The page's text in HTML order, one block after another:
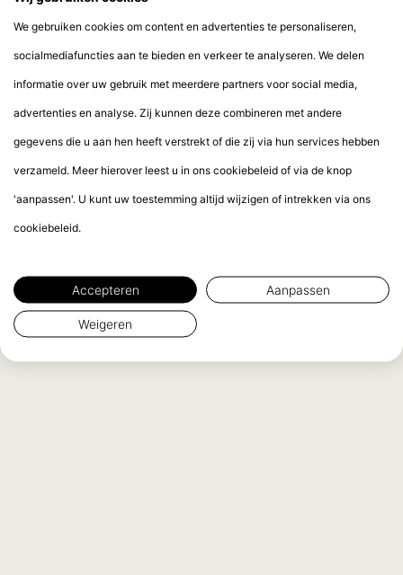
We gebruiken cookies om content en advertenties te personaliseren,
socialmediafuncties aan te bieden en verkeer te analyseren. We delen
informatie over uw gebruik met meerdere partners voor social media,
advertenties en analyse. Zij kunnen deze combineren met andere
gegevens die u aan hen heeft verstrekt of die zij via hun services hebben
verzameld. Meer hierover leest u in ons cookiebeleid of via de knop
'aanpassen'. U kunt uw toestemming altijd wijzigen of intrekken via ons
cookiebeleid.
Accepteren Aanpassen
Weigeren